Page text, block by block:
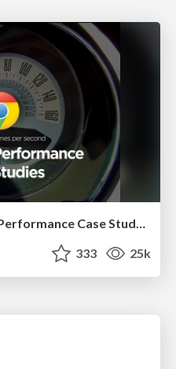
VelocityConf: Rendering Performance Case Studies
333 25k